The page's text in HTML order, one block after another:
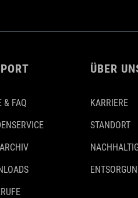
& FAQ
ÜBER
KARRIERE
STANDORT